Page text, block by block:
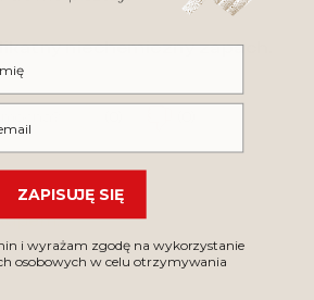
niechemiczny zapach.
ZAPISUJĘ SIĘ
i wyrażam zgodę na wykorzystanie
osobowych w celu otrzymywania